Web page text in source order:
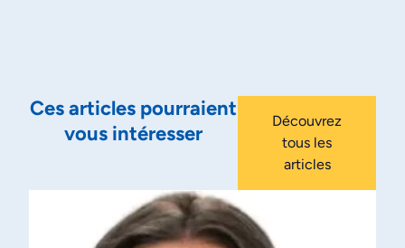
Ces articles pourraient
vous intéresser
Découvrez
tous les
articles